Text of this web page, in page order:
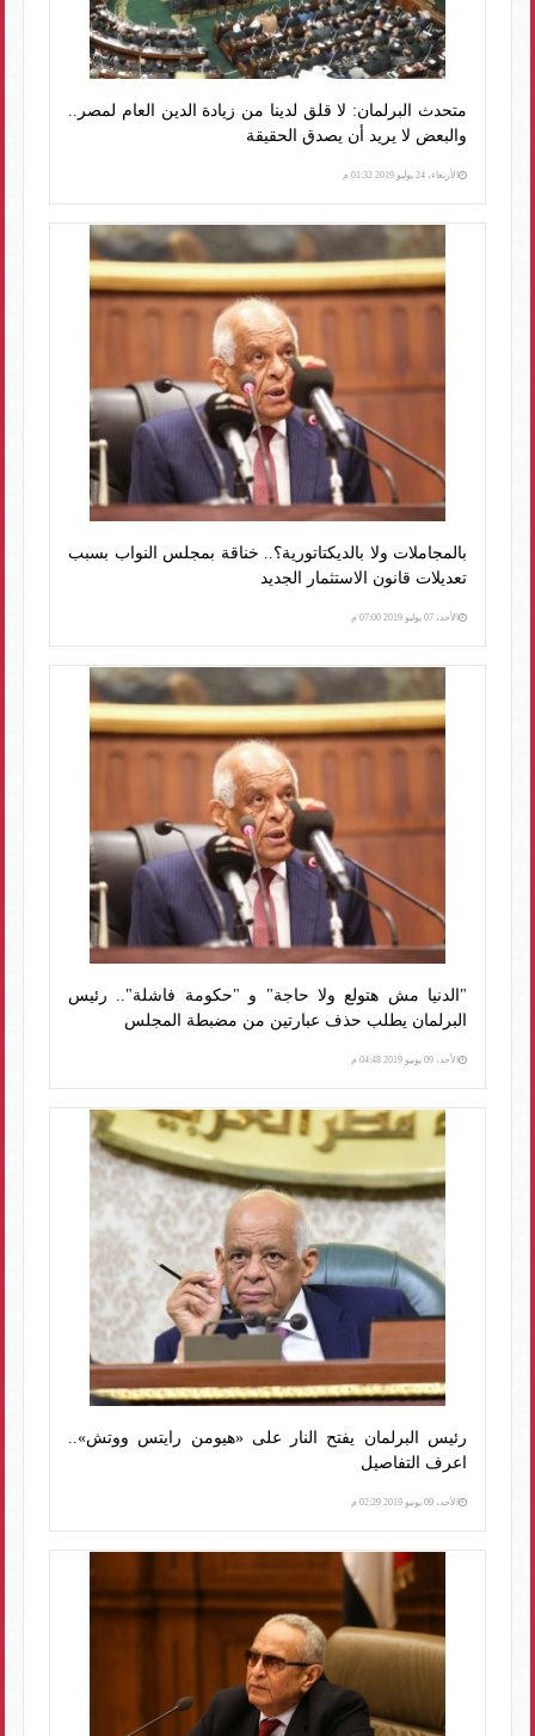
متحدث البرلمان: لا قلق لدينا من زيادة الدين العام لمصر..
والبعض لا يريد أن يصدق الحقيقة
الأربعاء، 24 يوليو 2019 01:32 م
بالمجاملات ولا بالديكتاتورية؟.. خناقة بمجلس النواب بسبب
تعديلات قانون الاستثمار الجديد
الأحد، 07 يوليو 2019 07:00 م
"الدنيا مش هتولع ولا حاجة" و "حكومة فاشلة".. رئيس
البرلمان يطلب حذف عبارتين من مضبطة المجلس
الأحد، 09 يونيو 2019 04:48 م
رئيس البرلمان يفتح النار على «هيومن رايتس ووتش»..
اعرف التفاصيل
الأحد، 09 يونيو 2019 02:29 م